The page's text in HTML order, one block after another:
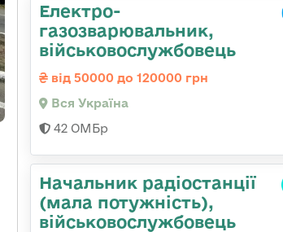
Електро-
газозварювальник,
військовослужбовець
від 50000 до 120000 грн
Вся Україна
42 ОМБр
Начальник pадіостанції
(мала потужність),
військовослужбовець